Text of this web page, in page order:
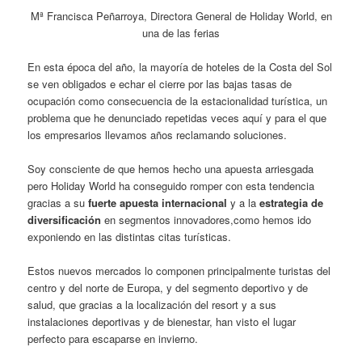
Mª Francisca Peñarroya, Directora General de Holiday World, en
una de las ferias
En esta época del año, la mayoría de hoteles de la Costa del Sol
se ven obligados e echar el cierre por las bajas tasas de
ocupación como consecuencia de la estacionalidad turística, un
problema que he denunciado repetidas veces aquí y para el que
los empresarios llevamos años reclamando soluciones.
Soy consciente de que hemos hecho una apuesta arriesgada
pero Holiday World ha conseguido romper con esta tendencia
gracias a sufuerte apuesta internacional y a laestrategia de
diversificación en segmentos innovadores,como hemos ido
exponiendo en las distintas citas turísticas.
Estos nuevos mercados lo componen principalmente turistas del
centro y del norte de Europa, y del segmento deportivo y de
salud, que gracias a la localización del resort y a sus
instalaciones deportivas y de bienestar, han visto el lugar
perfecto para escaparse en invierno.